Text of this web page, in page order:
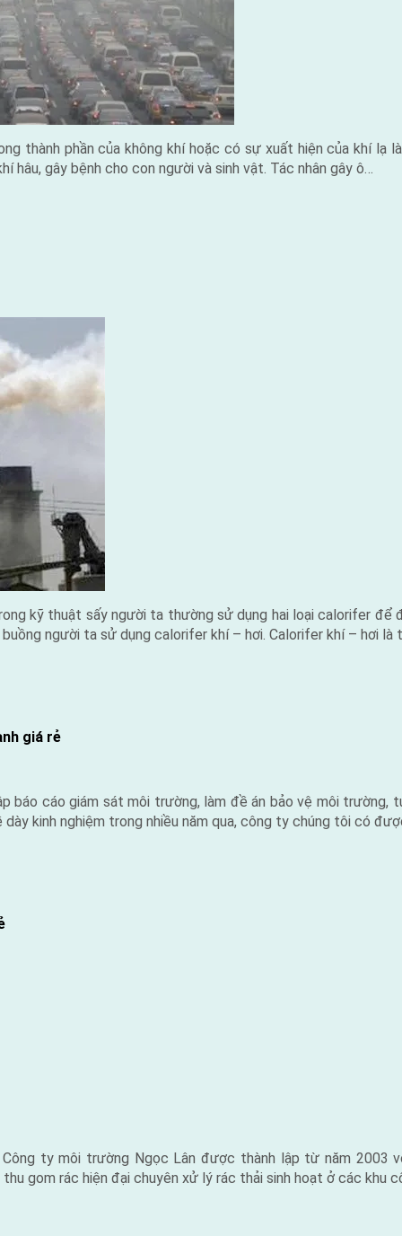
thành phần của không khí hoặc có sự xuất hiện của khí lạ
hâu, gây bệnh cho con người và sinh vật. Tác nhân gây ô…
kỹ thuật sấy người ta thường sử dụng hai loại calorifer để
người ta sử dụng calorifer khí – hơi. Calorifer khí – hơi
giá rẻ
báo cáo giám sát môi trường, làm đề án bảo vệ môi
dày kinh nghiệm trong nhiều năm qua, công ty chúng tôi có
ty môi trường Ngọc Lân được thành lập từ năm 2003
gom rác hiện đại chuyên xử lý rác thải sinh hoạt ở các khu